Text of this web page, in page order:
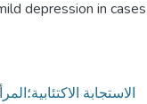
depression in
الاستجابة